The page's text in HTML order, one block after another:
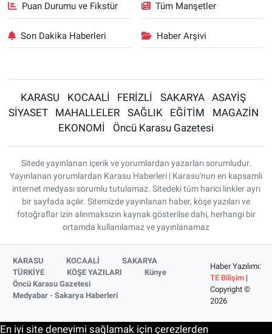
Puan Durumu ve Fikstür Tüm Manşetler
Son Dakika Haberleri Haber Arşivi
KARASU KOCAALİ FERİZLİ SAKARYA
ASAYİŞ
SİYASET
MAHALLELER SAĞLIK EĞİTİM
MAGAZİN
EKONOMİ
Öncü Karasu Gazetesi
Sitede yayınlanan içerik ve yorumlardan yazarları sorumludur.
Yayınlanan yorumlardan Karasu Haberleri | Karasu'nun en kapsamlı
internet medyası sorumlu tutulamaz. Sitedeki tüm harici linkler ayrı
bir sayfada açılır. Sitemizde yayınlanan haber, köşe yazıları ve
fotoğraflar izin alınmaksızın kaynak gösterilse dahi, herhangi bir
ortamda kullanılamaz ve yayınlanamaz
KARASU KOCAALİ
SAKARYA
TÜRKİYE
KÖŞE YAZILARI
Künye
Öncü Karasu Gazetesi
Medyabar - Sakarya Haberleri
Haber Yazılımı:
TE Bilişim|
Copyright ©
2026
En iyi site deneyimi sağlamak için çerezlerden